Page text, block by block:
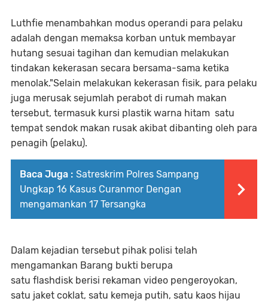
Luthfie menambahkan modus operandi para pelaku
adalah dengan memaksa korban untuk membayar
hutang sesuai tagihan dan kemudian melakukan
tindakan kekerasan secara bersama-sama ketika
menolak."Selain melakukan kekerasan fisik, para pelaku
juga merusak sejumlah perabot di rumah makan
tersebut, termasuk kursi plastik warna hitam satu
tempat sendok makan rusak akibat dibanting oleh para
penagih (pelaku).
Baca Juga : Satreskrim Polres Sampang
Ungkap 16 Kasus Curanmor Dengan
mengamankan 17 Tersangka
Dalam kejadian tersebut pihak polisi telah
mengamankan Barang bukti berupa
satu flashdisk berisi rekaman video pengeroyokan,
satu jaket coklat, satu kemeja putih, satu kaos hijau